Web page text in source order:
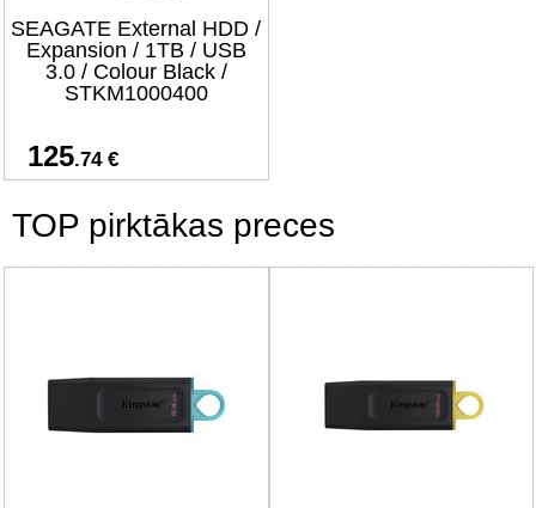
SEAGATE External HDD /
Expansion / 1TB / USB
3.0 / Colour Black /
STKM1000400
125.74 €
TOP pirktākas preces